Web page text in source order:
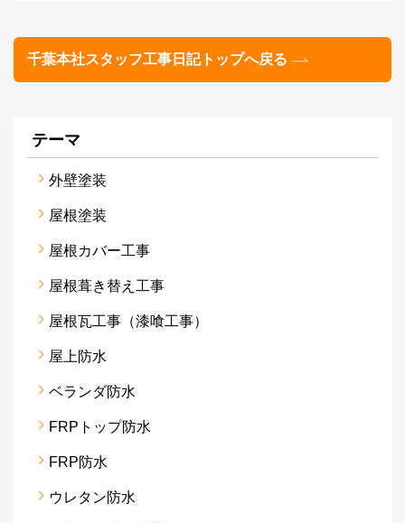
千葉本社スタッフ工事日記トップへ戻る
テーマ
外壁塗装
屋根塗装
屋根カバー工事
屋根葺き替え工事
屋根瓦工事（漆喰工事）
屋上防水
ベランダ防水
FRPトップ防水
FRP防水
ウレタン防水